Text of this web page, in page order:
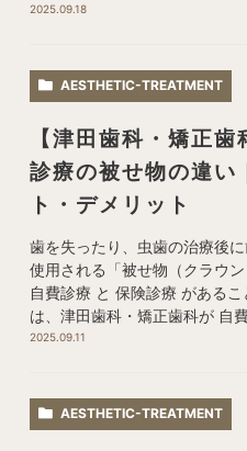
2025.09.18
AESTHETIC-TREATMENT
【津田歯科・矯正
診療の被せ物の違い
ト・デメリット
歯を失ったり、虫歯の治療後
使用される「被せ物（クラウ
自費診療 と 保険診療 がある
は、津田歯科・矯正歯科が 自
2025.09.11
AESTHETIC-TREATMENT